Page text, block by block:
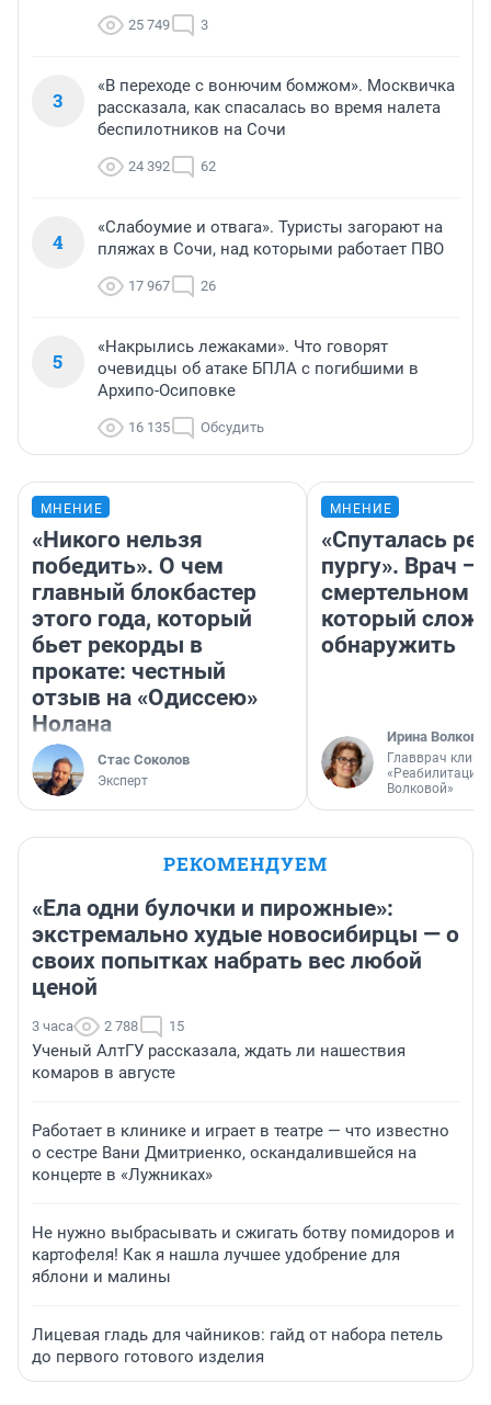
25 749 3
3
«В переходе с вонючим бомжом». Москвичка
рассказала, как спасалась во время налета
беспилотников на Сочи
24 392 62
4
«Слабоумие и отвага». Туристы загорают на
пляжах в Сочи, над которыми работает ПВО
17 967 26
5
«Накрылись лежаками». Что говорят
очевидцы об атаке БПЛА с погибшими в
Архипо-Осиповке
16 135 Обсудить
МНЕНИЕ
«Никого нельзя
победить». О чем
главный блокбастер
этого года, который
бьет рекорды в
прокате: честный
отзыв на «Одиссею»
Нолана
Стас Соколов
Эксперт
МНЕНИЕ
«Спуталась
пургу». Врач —
смертельном
который
обнаружить
Ирина Волкова
Главврач
«Реабилитация
Волковой»
РЕКОМЕНДУЕМ
«Ела одни булочки и пирожные»:
экстремально худые новосибирцы — о
своих попытках набрать вес любой
ценой
3 часа 2 788 15
Ученый АлтГУ рассказала, ждать ли нашествия
комаров в августе
Работает в клинике и играет в театре — что известно
о сестре Вани Дмитриенко, оскандалившейся на
концерте в «Лужниках»
Не нужно выбрасывать и сжигать ботву помидоров и
картофеля! Как я нашла лучшее удобрение для
яблони и малины
Лицевая гладь для чайников: гайд от набора петель
до первого готового изделия